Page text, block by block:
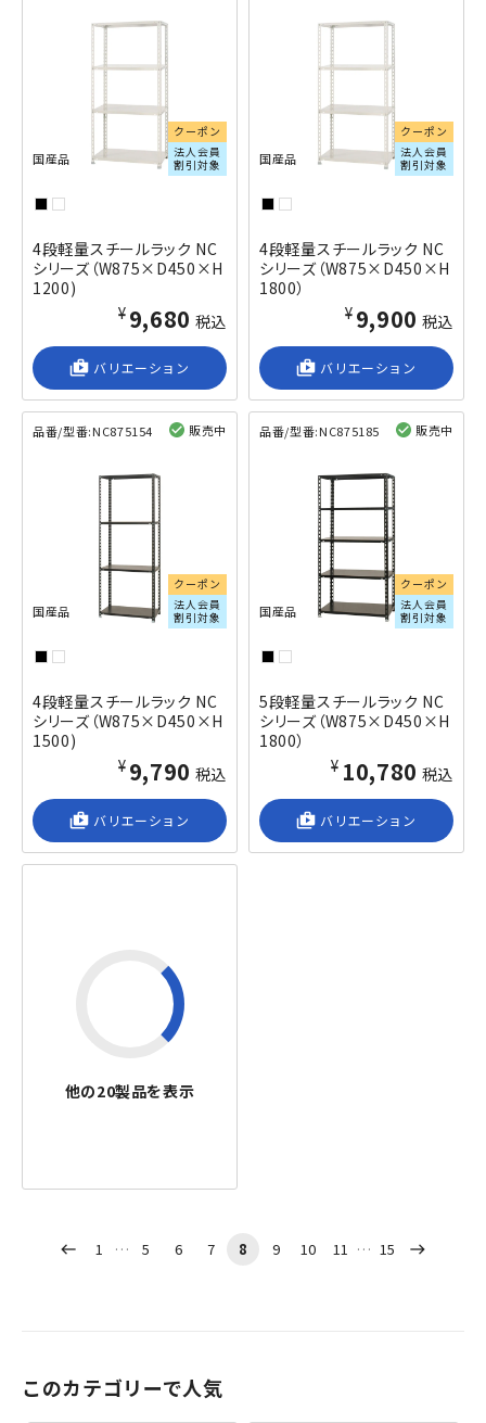
クーポン
法人会員
割引対象
国産品
4段軽量スチールラック NC
シリーズ（W875×D450×H
1200)
¥9,680 税込
shop_2 バリエーション
クーポン
法人会員
割引対象
国産品
4段軽量スチールラック NC
シリーズ（W875×D450×H
1800）
¥9,900 税込
shop_2 バリエーション
品番/型番:NC875154 販売中
クーポン
法人会員
割引対象
国産品
4段軽量スチールラック NC
シリーズ（W875×D450×H
1500)
¥9,790 税込
shop_2 バリエーション
品番/型番:NC875185 販売中
クーポン
法人会員
割引対象
国産品
5段軽量スチールラック NC
シリーズ（W875×D450×H
1800）
¥10,780 税込
shop_2 バリエーション
他の20製品を表示
west 1 5 6 7 8 9 10 11 15 east
このカテゴリーで人気